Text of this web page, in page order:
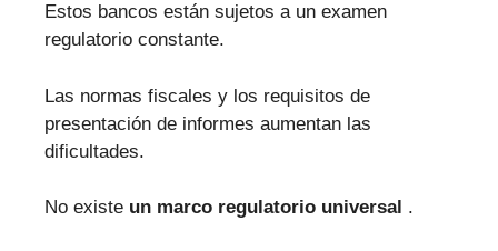
Estos bancos están sujetos a un examen
regulatorio constante.
Las normas fiscales y los requisitos de
presentación de informes aumentan las
dificultades.
No existe un marco regulatorio universal .